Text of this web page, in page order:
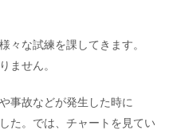
々な試練を課してきます。
ません。
事故などが発生した時に
た。では、チャートを見てい